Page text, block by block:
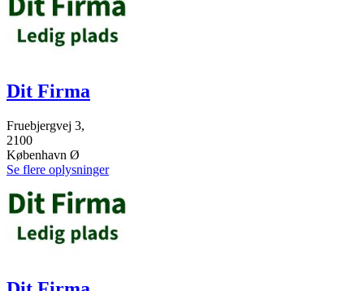
Dit Firma
Fruebjergvej 3,
2100
København Ø
Se flere oplysninger